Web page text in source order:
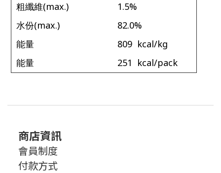
粗纖維(max.) 1.5%
水份(max.) 82.0%
能量 809 kcal/kg
能量 251 kcal/pack
商店資訊
會員制度
付款方式